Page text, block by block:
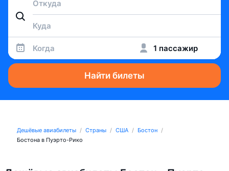
Когда 1 пассажир
Найти билеты
Дешёвые авиабилеты Страны США
Бостон
Бостона в Пуэрто-Рико